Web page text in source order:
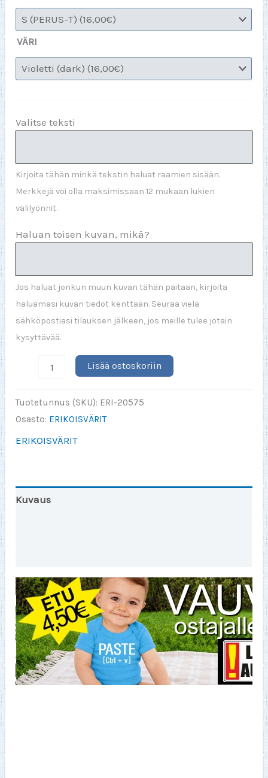
VÄRI
Valitse teksti
Kirjoita tähän minkä tekstin haluat raamien sisään.
Merkkejä voi olla maksimissaan 12 mukaan lukien
välilyönnit.
Haluan toisen kuvan, mikä?
Jos haluat jonkun muun kuvan tähän paitaan, kirjoita
haluamasi kuvan tiedot kenttään. Seuraa vielä
sähköpostiasi tilauksen jälkeen, jos meille tulee jotain
kysyttävää.
Certified
määrä
Lisää ostoskoriin
Tuotetunnus (SKU): ERI-20575
Osasto: ERIKOISVÄRIT
ERIKOISVÄRIT
Kuvaus